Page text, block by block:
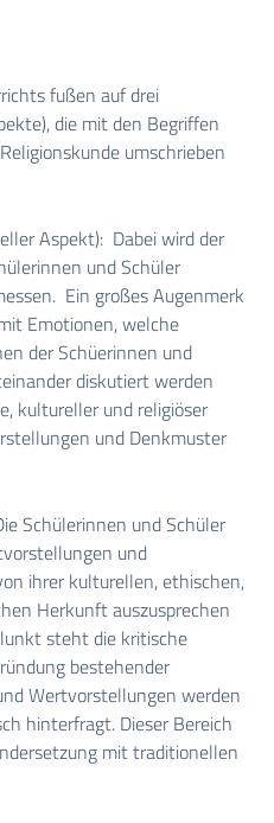
fußen auf drei
die mit den Begriffen
umschrieben
Aspekt): Dabei wird der
und Schüler
Ein großes Augenmerk
Emotionen, welche
der Schüerinnen und
diskutiert werden
kultureller und religiöser
und Denkmuster
Schülerinnen und Schüler
und
ihrer kulturellen, ethischen,
Herkunft auszusprechen
steht die kritische
bestehender
Wertvorstellungen werden
hinterfragt. Dieser Bereich
mit traditionellen